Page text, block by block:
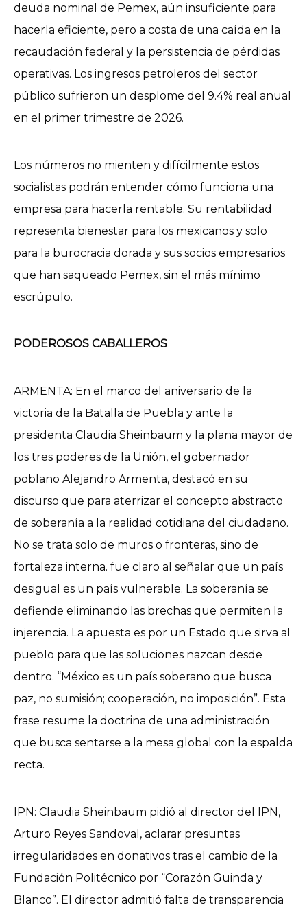
deuda nominal de Pemex, aún insuficiente para
hacerla eficiente, pero a costa de una caída en la
recaudación federal y la persistencia de pérdidas
operativas. Los ingresos petroleros del sector
público sufrieron un desplome del 9.4% real anual
en el primer trimestre de 2026.
Los números no mienten y difícilmente estos
socialistas podrán entender cómo funciona una
empresa para hacerla rentable. Su rentabilidad
representa bienestar para los mexicanos y solo
para la burocracia dorada y sus socios empresarios
que han saqueado Pemex, sin el más mínimo
escrúpulo.
PODEROSOS CABALLEROS
ARMENTA: En el marco del aniversario de la
victoria de la Batalla de Puebla y ante la
presidenta Claudia Sheinbaum y la plana mayor de
los tres poderes de la Unión, el gobernador
poblano Alejandro Armenta, destacó en su
discurso que para aterrizar el concepto abstracto
de soberanía a la realidad cotidiana del ciudadano.
No se trata solo de muros o fronteras, sino de
fortaleza interna. fue claro al señalar que un país
desigual es un país vulnerable. La soberanía se
defiende eliminando las brechas que permiten la
injerencia. La apuesta es por un Estado que sirva al
pueblo para que las soluciones nazcan desde
dentro. “México es un país soberano que busca
paz, no sumisión; cooperación, no imposición”. Esta
frase resume la doctrina de una administración
que busca sentarse a la mesa global con la espalda
recta.
IPN: Claudia Sheinbaum pidió al director del IPN,
Arturo Reyes Sandoval, aclarar presuntas
irregularidades en donativos tras el cambio de la
Fundación Politécnico por “Corazón Guinda y
Blanco”. El director admitió falta de transparencia